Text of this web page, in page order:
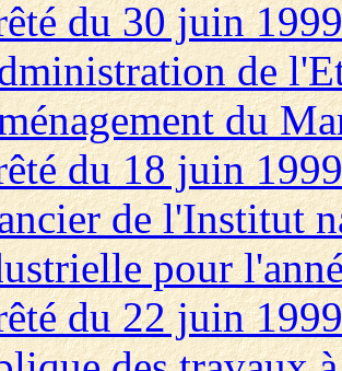
du 30 juin
de
du
du 18 juin
de l'Institut
pour
du 22 juin